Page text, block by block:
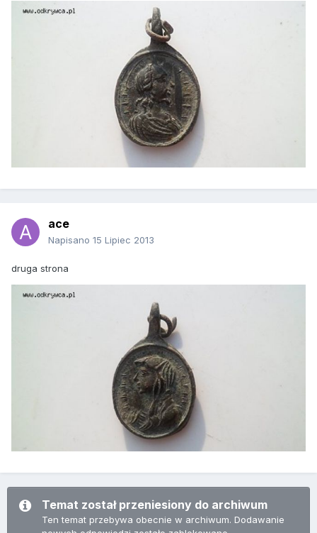
ace
Napisano 15 Lipiec 2013
druga strona
Temat został przeniesiony do archiwum
Ten temat przebywa obecnie w archiwum. Dodawanie